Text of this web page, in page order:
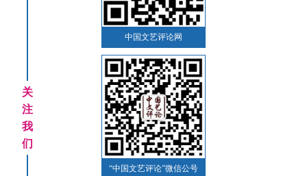
关
注
我
们
中国文艺评论网
“中国文艺评论”微信公号